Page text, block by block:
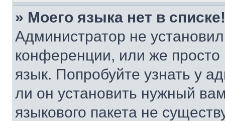
» Моего языка нет в списке!
Администратор не
конференции, или же
язык. Попробуйте узнать у
ли он установить нужный
языкового пакета не